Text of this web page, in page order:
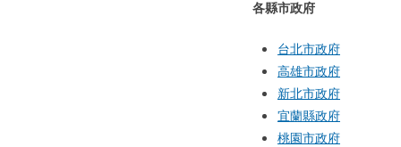
各縣市政府
台北市政府
高雄市政府
新北市政府
宜蘭縣政府
桃園市政府